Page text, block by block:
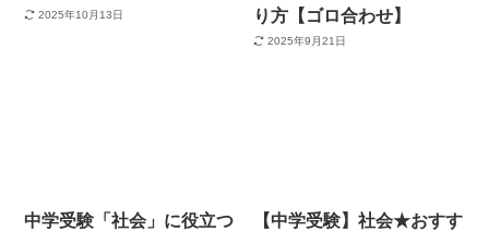
2025年10月13日
り方【ゴロ合わせ】
2025年9月21日
中学受験「社会」に役立つ
【中学受験】社会★おすす